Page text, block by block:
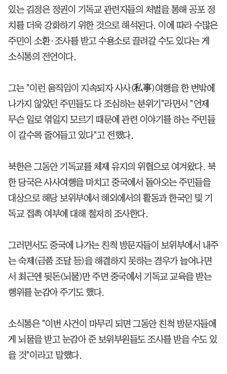
있는 김정은 정권이 기독교 관련자들의 처벌을 통해 공포 정
치를 더욱 강화하기 위한 것으로 해석된다. 이에 따라 수많은
주민이 소환·조사를 받고 수용소로 끌려갈 수도 있다는 게
소식통의 전언이다.
그는 "이런 움직임이 지속되자 사사(私事)여행을 한 번밖에
나가지 않았던 주민들도 다 조심하는 분위기"라면서 "언제
무슨 일로 엮일지 모르기 때문에 관련 이야기를 하는 주민들
이 갈수록 줄어들고 있다"고 전했다.
북한은 그동안 기독교를 체제 유지의 위협으로 여겨왔다. 북
한 당국은 사사여행을 마치고 중국에서 돌아오는 주민들을
대상으로 해당 보위부에서 해외에서의 활동과 한국인 및 기
독교 접촉 여부에 대해 철저히 조사한다.
그러면서도 중국에 나가는 친척 방문자들이 보위부에서 내주
는 숙제(금품 조달 등)을 해결하지 못하는 경우가 늘어나면
서 최근엔 뒷돈(뇌물)만 주면 중국에서 기독교 교육을 받는
행위를 눈감아 주기도 했다.
소식통은 "이번 사건이 마무리 되면 그동안 친척 방문자들에
게 뇌물을 받고 눈감아 준 보위부원들도 조사를 받을 수도 있
을 것"이라고 말했다.